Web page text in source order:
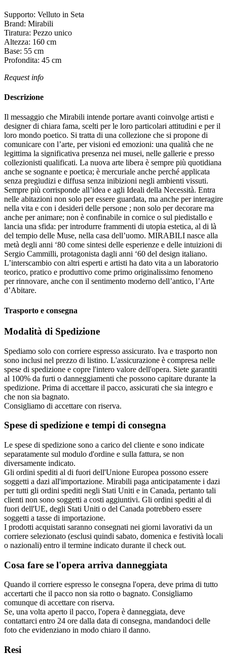
Supporto: Velluto in Seta
Brand: Mirabili
Tiratura: Pezzo unico
Altezza: 160 cm
Base: 55 cm
Profondita: 45 cm
Request info
Descrizione
Il messaggio che Mirabili intende portare avanti coinvolge artisti e
designer di chiara fama, scelti per le loro particolari attitudini e per il
loro mondo poetico.‎ Si tratta di una collezione che si propone di
comunicare con l’arte, per visioni ed emozioni: una qualità che ne
legittima la significativa presenza nei musei, nelle gallerie e presso
collezionisti qualificati.‎ La nuova arte libera è sempre più quotidiana
anche se sognante e poetica; è mercuriale anche perché applicata
senza pregiudizi e diffusa senza inibizioni negli ambienti vissuti.‎
Sempre più corrisponde all’idea e agli Ideali della Necessità.‎ Entra
nelle abitazioni non solo per essere guardata, ma anche per interagire
nella vita e con i desideri delle persone ; non solo per decorare ma
anche per animare; non è confinabile in cornice o sul piedistallo e
lancia una sfida: per introdurre frammenti di utopia estetica, al di là
del tempio delle Muse, nella casa dell’uomo.‎ MIRABILI nasce alla
metà degli anni ‘80 come sintesi delle esperienze e delle intuizioni di
Sergio Cammilli, protagonista dagli anni ‘60 del design italiano.‎
L’interscambio con altri esperti e artisti ha dato vita a un laboratorio
teorico, pratico e produttivo come primo originalissimo fenomeno
per rinnovare, anche con il sentimento moderno dell’antico, l’Arte
d’Abitare.‎
Trasporto e consegna
Modalità di Spedizione
Spediamo solo con corriere espresso assicurato. Iva e trasporto non
sono inclusi nel prezzo di listino. L'assicurazione è compresa nelle
spese di spedizione e copre l'intero valore dell'opera. Siete garantiti
al 100% da furti o danneggiamenti che possono capitare durante la
spedizione. Prima di accettare il pacco, assicurati che sia integro e
che non sia bagnato.
Consigliamo di accettare con riserva.
Spese di spedizione e tempi di consegna
Le spese di spedizione sono a carico del cliente e sono indicate
separatamente sul modulo d'ordine e sulla fattura, se non
diversamente indicato.
Gli ordini spediti al di fuori dell'Unione Europea possono essere
soggetti a dazi all'importazione. Mirabili paga anticipatamente i dazi
per tutti gli ordini spediti negli Stati Uniti e in Canada, pertanto tali
clienti non sono soggetti a costi aggiuntivi. Gli ordini spediti al di
fuori dell'UE, degli Stati Uniti o del Canada potrebbero essere
soggetti a tasse di importazione.
I prodotti acquistati saranno consegnati nei giorni lavorativi da un
corriere selezionato (esclusi quindi sabato, domenica e festività locali
o nazionali) entro il termine indicato durante il check out.
Cosa fare se l'opera arriva danneggiata
Quando il corriere espresso le consegna l'opera, deve prima di tutto
accertarti che il pacco non sia rotto o bagnato. Consigliamo
comunque di accettare con riserva.
Se, una volta aperto il pacco, l'opera è danneggiata, deve
contattarci entro 24 ore dalla data di consegna, mandandoci delle
foto che evidenziano in modo chiaro il danno.
Resi